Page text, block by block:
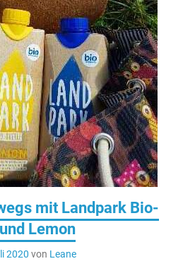
mit Landpark Bio-
Lemon
2020 von Leane